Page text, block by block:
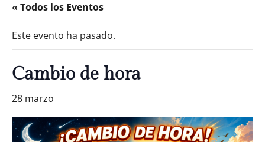
« Todos los Eventos
Este evento ha pasado.
Cambio de hora
28 marzo